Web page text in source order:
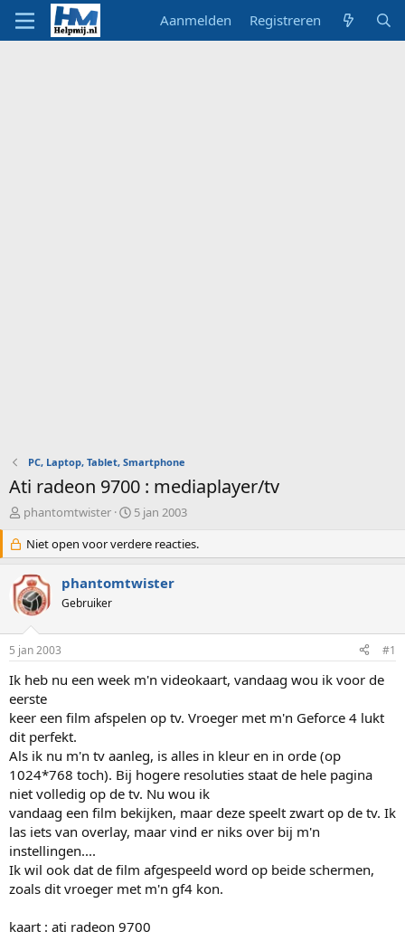
Aanmelden Registreren
PC, Laptop, Tablet, Smartphone
Ati radeon 9700 : mediaplayer/tv
O
d
e
r
w
e
s
t
a
r
t
e
r
phantomtwister
S
a
r
d
m
5 jan 2003
Niet open voor verdere reacties.
phantomtwister
Gebruiker
5 jan 2003 #1
Ik heb nu een week m'n videokaart, vandaag wou ik voor de
eerste
keer een film afspelen op tv. Vroeger met m'n Geforce 4 lukt
dit perfekt.
Als ik nu m'n tv aanleg, is alles in kleur en in orde (op
1024*768 toch). Bij hogere resoluties staat de hele pagina
niet volledig op de tv. Nu wou ik
vandaag een film bekijken, maar deze speelt zwart op de tv. Ik
las iets van overlay, maar vind er niks over bij m'n
instellingen....
Ik wil ook dat de film afgespeeld word op beide schermen,
zoals dit vroeger met m'n gf4 kon.
kaart : ati radeon 9700